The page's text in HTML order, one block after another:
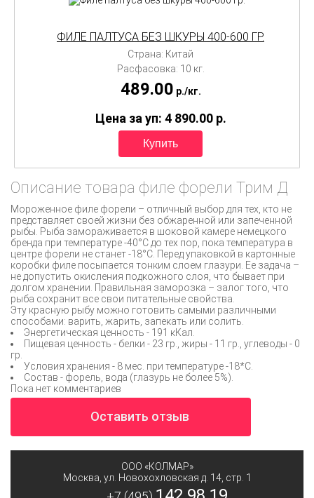
ФИЛЕ ПАЛТУСА БЕЗ ШКУРЫ 400-600 ГР.
Страна: Китай
Расфасовка: 10 кг.
489.00 p./кг.
Цена за уп: 4 890.00 p.
Описание товара филе форели Трим Д
Мороженное филе форели – отличный выбор для тех, кто не
представляет своей жизни без обжаренной или запеченной
рыбы. Рыба замораживается в шоковой камере немецкого
бренда при температуре -40°С до тех пор, пока температура в
центре форели не станет -18°С. Перед упаковкой в картонные
коробки филе посыпается тонким слоем глазури. Ее задача –
не допустить окисления подкожного слоя, что бывает при
долгом хранении. Правильная заморозка – залог того, что
рыба сохранит все свои питательные свойства.
Эту красную рыбу можно готовить самыми различными
способами: варить, жарить, запекать или солить.
Энергетическая ценность - 191 кКал.
Пищевая ценность - белки - 23 гр., жиры - 11 гр., углеводы - 0
гр.
Условия хранения - 8 мес. при температуре -18*С.
Состав - форель, вода (глазурь не более 5%).
Пока нет комментариев
Оставить отзыв
ООО «КОЛМАР»
Москва ул. Новохохловская д. 14, стр. 1